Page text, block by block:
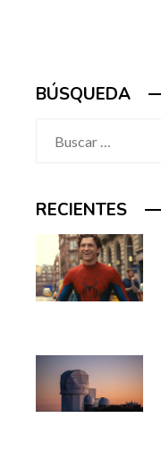
BÚSQUEDA
RECIENTES